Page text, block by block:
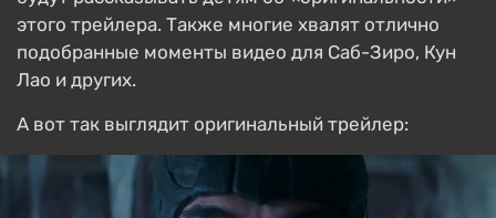
этого трейлера. Также многие хвалят отлично
подобранные моменты видео для Саб-Зиро, Кун
Лао и других.
А вот так выглядит оригинальный трейлер: